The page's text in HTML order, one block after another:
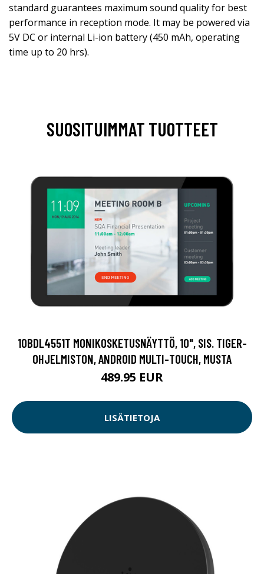
standard guarantees maximum sound quality for best
performance in reception mode. It may be powered via
5V DC or internal Li-ion battery (450 mAh, operating
time up to 20 hrs).
SUOSITUIMMAT TUOTTEET
10BDL4551T MONIKOSKETUSNÄYTTÖ, 10", SIS. TIGER-
OHJELMISTON, ANDROID MULTI-TOUCH, MUSTA
489.95 EUR
LISÄTIETOJA